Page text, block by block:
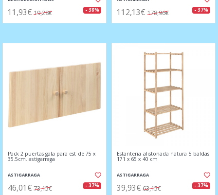
11,93€ 19,28€ - 38% 112,13€ 178,96€ - 37%
Pack 2 puertas gala para est de 75 x
35.5cm. astigarraga
ASTIGARRAGA
46,01€ 73,15€ - 37%
Estanteria alistonada natura 5 baldas
171 x 65 x 40 cm
ASTIGARRAGA
39,93€ 63,15€ - 37%